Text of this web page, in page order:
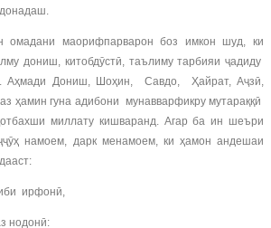
омадани маорифпарварон боз имкон шуд, ки
дониш, китобдӯстӣ, таълиму тарбияи ҷадиду
Аҳмади Дониш, Шоҳин, Савдо, Ҳайрат, Аҷзӣ,
ҳамин гуна адибони мунавварфикру мутараққӣ
миллату кишваранд. Агар ба ин шеъри
намоем, дарк менамоем, ки ҳамон андешаи
ирфонӣ,
нодонӣ: